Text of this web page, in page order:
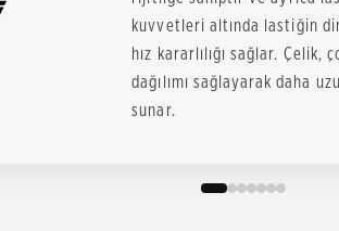
kuvvetleri altında lastiğin
hız kararlılığı sağlar.
dağılımı sağlayarak daha
sunar.